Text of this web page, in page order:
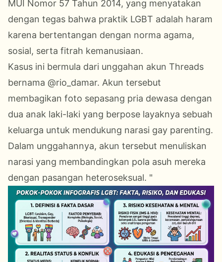
MUI Nomor 57 Tahun 2014, yang menyatakan
dengan tegas bahwa praktik LGBT adalah haram
karena bertentangan dengan norma agama,
sosial, serta fitrah kemanusiaan.
Kasus ini bermula dari unggahan akun Threads
bernama @rio_damar. Akun tersebut
membagikan foto sepasang pria dewasa dengan
dua anak laki-laki yang berpose layaknya sebuah
keluarga untuk mendukung narasi gay parenting.
Dalam unggahannya, akun tersebut menuliskan
narasi yang membandingkan pola asuh mereka
dengan pasangan heteroseksual. "